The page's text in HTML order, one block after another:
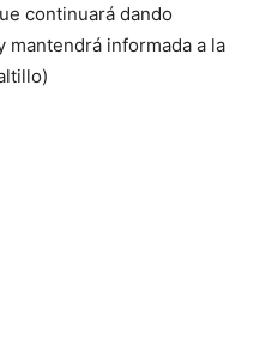
continuará dando
mantendrá informada a la